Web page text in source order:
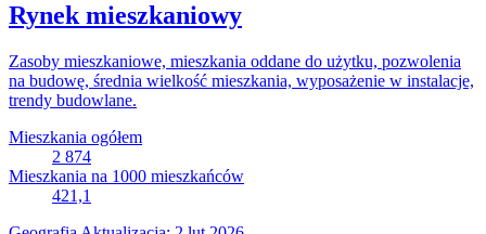
Rynek mieszkaniowy
Zasoby mieszkaniowe, mieszkania oddane do użytku, pozwolenia
na budowę, średnia wielkość mieszkania, wyposażenie w instalacje,
trendy budowlane.
Mieszkania ogółem
2 874
Mieszkania na 1000 mieszkańców
421,1